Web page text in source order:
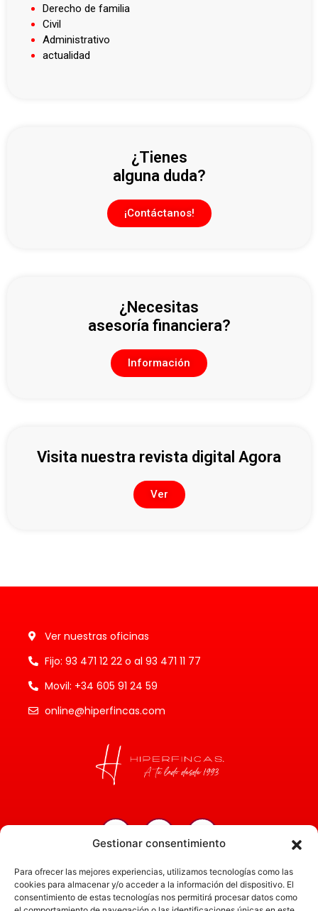
Gestionar consentimiento
Para ofrecer las mejores experiencias, utilizamos tecnologías como las
cookies para almacenar y/o acceder a la información del dispositivo. El
consentimiento de estas tecnologías nos permitirá procesar datos como
Derecho de familia
Civil
Administrativo
actualidad
¿Tienes
alguna duda?
¡Contáctanos!
¿Necesitas
asesoría financiera?
Información
Visita nuestra revista digital Agora
Ver
Ver nuestras oficinas
Fijo: 93 471 12 22 o al 93 471 11 77
Movil: +34 605 91 24 59
online@hiperfincas.com
Servicios
Administración